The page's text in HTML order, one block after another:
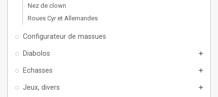
Nez de clown
Roues Cyr et Allemandes
Configurateur de massues
Diabolos add
Echasses add
Jeux, divers add